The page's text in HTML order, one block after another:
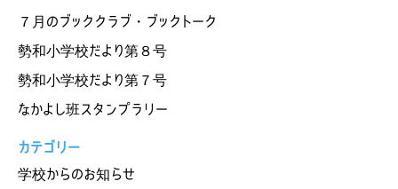
７月のブッククラブ・ブックトーク
勢和小学校だより第８号
勢和小学校だより第７号
なかよし班スタンプラリー
カテゴリー
学校からのお知らせ